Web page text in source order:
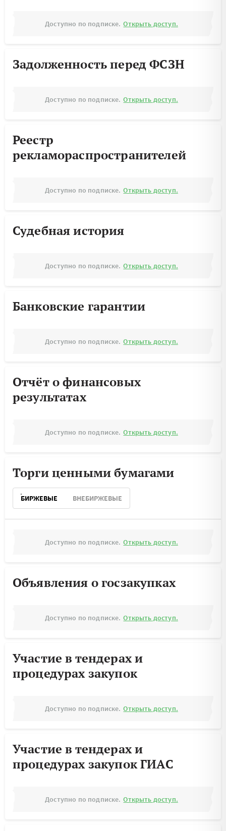
Доступно по подписке. Открыть доступ.
Задолженность перед ФСЗН
Доступно по подписке. Открыть доступ.
Реестр
рекламораспространителей
Доступно по подписке. Открыть доступ.
Судебная история
Доступно по подписке. Открыть доступ.
Банковские гарантии
Доступно по подписке. Открыть доступ.
Отчёт о финансовых
результатах
Доступно по подписке. Открыть доступ.
Торги ценными бумагами
БИРЖЕВЫЕ ВНЕБИРЖЕВЫЕ
Доступно по подписке. Открыть доступ.
Объявления о госзакупках
Доступно по подписке. Открыть доступ.
Участие в тендерах и
процедурах закупок
Доступно по подписке. Открыть доступ.
Участие в тендерах и
процедурах закупок ГИАС
Доступно по подписке. Открыть доступ.